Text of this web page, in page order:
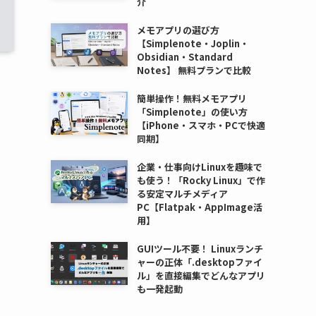
メモアプリの選び方
【Simplenote・Joplin・
Obsidian・Standard
Notes】 無料プランで比較
簡単操作！無料メモアプリ
「Simplenote」の使い方
【iPhone・スマホ・PCで快適
同期】
企業・仕事向けLinuxを趣味で
も使う！「Rocky Linux」で作
る安定マルチメディア
PC【Flatpak・AppImage活
用】
GUIツール不要！ Linuxランチ
ャーの正体「.desktopファイ
ル」を直接編集でどんなアプリ
も一発起動